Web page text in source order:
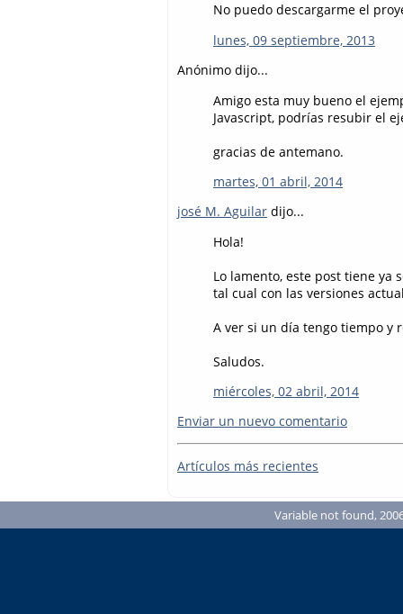
No puedo descargarme el
lunes, 09 septiembre, 2013
Anónimo dijo...
Amigo esta muy bueno el
Javascript, podrías resubir el
gracias de antemano.
martes, 01 abril, 2014
josé M. Aguilar dijo...
Hola!
Lo lamento, este post tiene ya
tal cual con las versiones
A ver si un día tengo tiempo y
Saludos.
miércoles, 02 abril, 2014
Enviar un nuevo comentario
Artículos más recientes
Variable not found,